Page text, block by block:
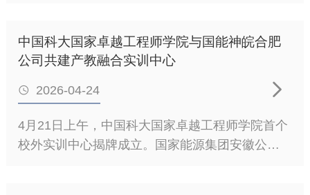
业专家共同组成，围绕实践选题的工程价值、创
新水平、实践深度、应用前景与展示效果等维度
国科大国家卓越工程师学院建设背景、办学理念
与人才培养特色。学院坚持“科教融合+产教融
合”双引擎驱动战略，聚焦国家急需领域，依托大
装置、大平台、大企业、大项目，构建“学校主
导、企业深度参与”的协同育人格局，致力打造卓
越工程师培养“科大方案”。双方就工程硕博士招生
在未来中心报告厅举行。中国科大研究生院常务
副院长、国家卓越工程师学院常务副院长姚华建
致辞，会议由国家卓越工程师学院副院长石龙主
持。姚华建在致辞中指出，培养大批卓越工程
师、建设国家卓越工程师学院，是服务国家战
略、发挥中国科大战略科技力量的重要举措。工
程师技术中心作为教育科技人才一体化的示范载
中国科大国家卓越工程师学院与国能神皖合肥
公司共建产教融合实训中心
 2026-04-24 
4月21日上午，中国科大国家卓越工程师学院首个
校外实训中心揭牌成立。国家能源集团安徽公司